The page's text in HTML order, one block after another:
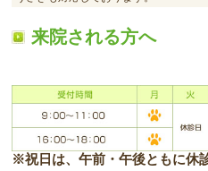
来院される方へ
※祝日は、午前・午後ともに休